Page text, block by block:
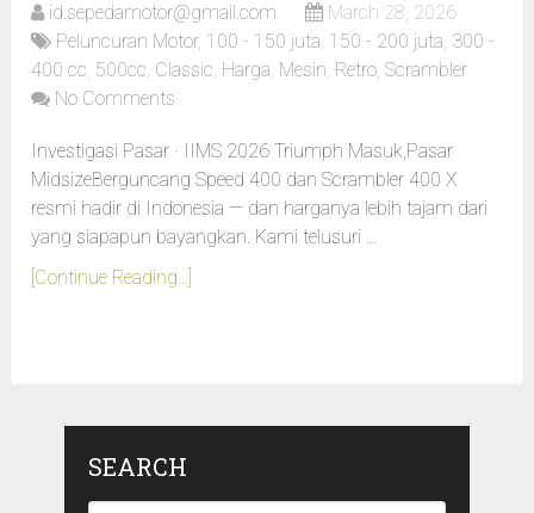
id.sepedamotor@gmail.com
March 28, 2026
Peluncuran Motor, 100 - 150 juta, 150 - 200 juta, 300 -
400 cc, 500cc, Classic, Harga, Mesin, Retro,Scrambler
No Comments
Investigasi Pasar · IIMS 2026 Triumph Masuk,Pasar
MidsizeBerguncang Speed 400 dan Scrambler 400 X
resmi hadir di Indonesia — dan harganya lebih tajam dari
yang siapapun bayangkan. Kami telusuri …
[Continue Reading...]
SEARCH